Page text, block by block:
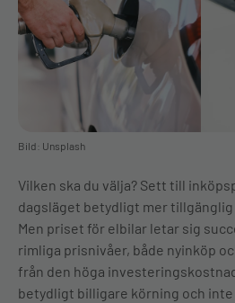
Bild: Unsplash
Vilken ska du välja? Sett till
dagsläget betydligt mer tillgänglig
Men priset för elbilar letar sig
rimliga prisnivåer, både nyinköp
från den höga
betydligt billigare körning och